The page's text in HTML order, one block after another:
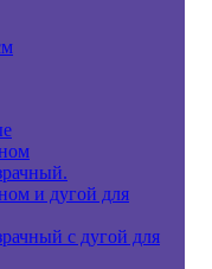
и дугой для
с дугой для